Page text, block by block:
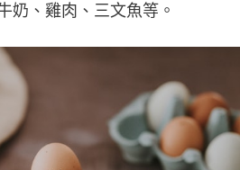
奶、雞肉、三文魚等。